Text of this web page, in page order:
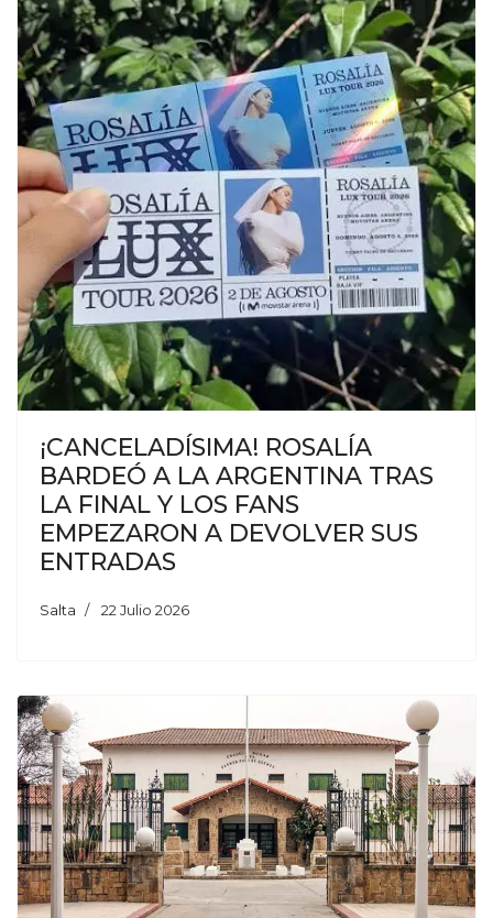
¡CANCELADÍSIMA! ROSALÍA
BARDEÓ A LA ARGENTINA TRAS
LA FINAL Y LOS FANS
EMPEZARON A DEVOLVER SUS
ENTRADAS
Salta 22 Julio 2026